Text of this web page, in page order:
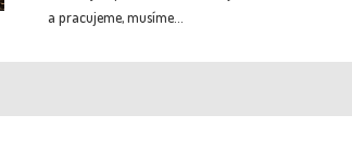
a pracujeme, musíme...